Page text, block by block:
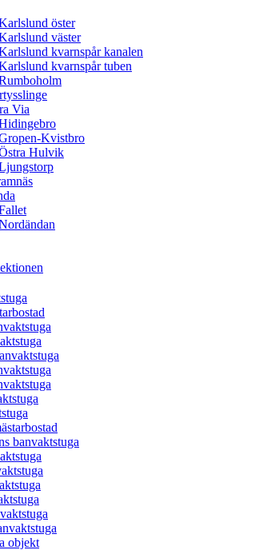
öster
väster
kvarnspår kanalen
kvarnspår tuben
Via
Kvistbro
Hulvik
banvaktstuga
objekt